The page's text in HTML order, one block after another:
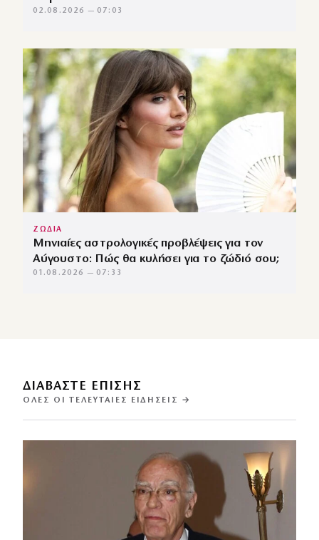
02.08.2026 — 07:03
ΖΩΔΙΑ
Μηνιαίες αστρολογικές προβλέψεις για τον
Αύγουστο: Πώς θα κυλήσει για το ζώδιό σου;
01.08.2026 — 07:33
ΔΙΑΒΑΣΤΕ ΕΠΙΣΗΣ
ΌΛΕΣ ΟΙ ΤΕΛΕΥΤΑΊΕΣ ΕΙΔΉΣΕΙΣ →